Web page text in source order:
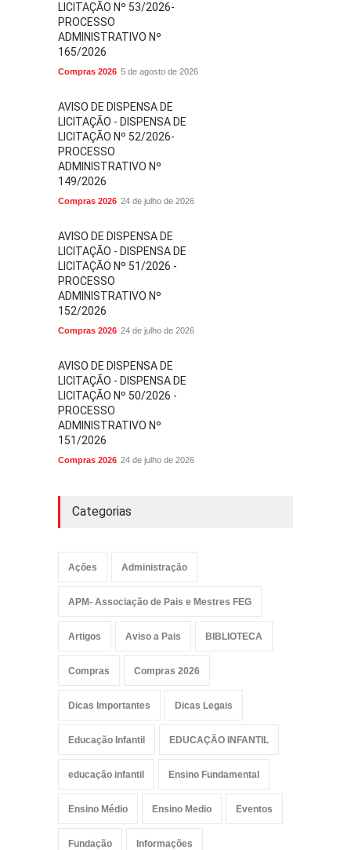
LICITAÇÃO Nº 53/2026-
PROCESSO
ADMINISTRATIVO Nº
165/2026
Compras 2026 5 de agosto de 2026
AVISO DE DISPENSA DE
LICITAÇÃO - DISPENSA DE
LICITAÇÃO Nº 52/2026-
PROCESSO
ADMINISTRATIVO Nº
149/2026
Compras 2026 24 de julho de 2026
AVISO DE DISPENSA DE
LICITAÇÃO - DISPENSA DE
LICITAÇÃO Nº 51/2026 -
PROCESSO
ADMINISTRATIVO Nº
152/2026
Compras 2026 24 de julho de 2026
AVISO DE DISPENSA DE
LICITAÇÃO - DISPENSA DE
LICITAÇÃO Nº 50/2026 -
PROCESSO
ADMINISTRATIVO Nº
151/2026
Compras 2026 24 de julho de 2026
Categorias
Ações Administração
APM- Associação de Pais e Mestres FEG
Artigos Aviso a Pais BIBLIOTECA
Compras Compras 2026
Dicas Importantes Dicas Legais
Educação Infantil EDUCAÇÃO INFANTIL
educação infantil Ensino Fundamental
Ensino Médio Ensino Medio Eventos
Fundação Informações